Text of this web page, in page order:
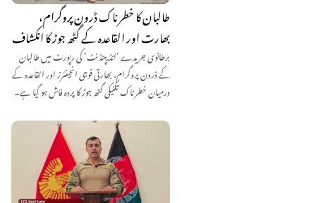
طالبان کا خطرناک ڈرون پروگرام،
بھارت اور القاعدہ کے گٹھ جوڑ کا انکشاف
برطانوی جریدے ‘انڈیپنڈنٹ’ کی رپورٹ میں طالبان
کے ڈرون پروگرام، بھارتی فوجی انجینئرز اور القاعدہ کے
درمیان خطرناک تکنیکی گٹھ جوڑ کا پردہ فاش ہو گیا ہے۔